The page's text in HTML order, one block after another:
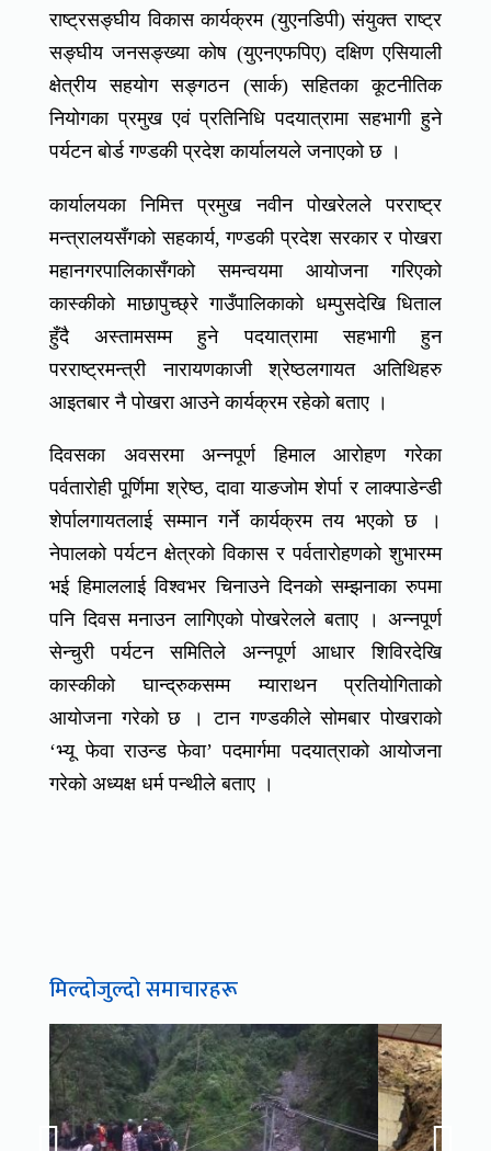
राष्ट्रसङ्घीय विकास कार्यक्रम (युएनडिपी) संयुक्त राष्ट्र
सङ्घीय जनसङ्ख्या कोष (युएनएफपिए) दक्षिण एसियाली
क्षेत्रीय सहयोग सङ्गठन (सार्क) सहितका कूटनीतिक
नियोगका प्रमुख एवं प्रतिनिधि पदयात्रामा सहभागी हुने
पर्यटन बोर्ड गण्डकी प्रदेश कार्यालयले जनाएको छ ।
कार्यालयका निमित्त प्रमुख नवीन पोखरेलले परराष्ट्र
मन्त्रालयसँगको सहकार्य, गण्डकी प्रदेश सरकार र पोखरा
महानगरपालिकासँगको समन्वयमा आयोजना गरिएको
कास्कीको माछापुच्छ्रे गाउँपालिकाको धम्पुसदेखि धिताल
हुँदै अस्तामसम्म हुने पदयात्रामा सहभागी हुन
परराष्ट्रमन्त्री नारायणकाजी श्रेष्ठलगायत अतिथिहरु
आइतबार नै पोखरा आउने कार्यक्रम रहेको बताए ।
दिवसका अवसरमा अन्नपूर्ण हिमाल आरोहण गरेका
पर्वतारोही पूर्णिमा श्रेष्ठ, दावा याङजोम शेर्पा र लाक्पाडेन्डी
शेर्पालगायतलाई सम्मान गर्ने कार्यक्रम तय भएको छ ।
नेपालको पर्यटन क्षेत्रको विकास र पर्वतारोहणको शुभारम्म
भई हिमाललाई विश्वभर चिनाउने दिनको सम्झनाका रुपमा
पनि दिवस मनाउन लागिएको पोखरेलले बताए । अन्नपूर्ण
सेन्चुरी पर्यटन समितिले अन्नपूर्ण आधार शिविरदेखि
कास्कीको घान्द्रुकसम्म म्याराथन प्रतियोगिताको
आयोजना गरेको छ । टान गण्डकीले सोमबार पोखराको
‘भ्यू फेवा राउन्ड फेवा’ पदमार्गमा पदयात्राको आयोजना
गरेको अध्यक्ष धर्म पन्थीले बताए ।
मिल्दोजुल्दो समाचारहरू